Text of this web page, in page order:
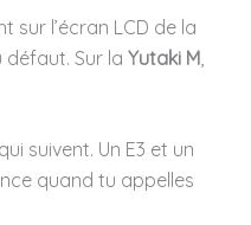
sur l’écran LCD de la
Sur la Yutaki M
suivent. Un E3 et un
quand tu appelles